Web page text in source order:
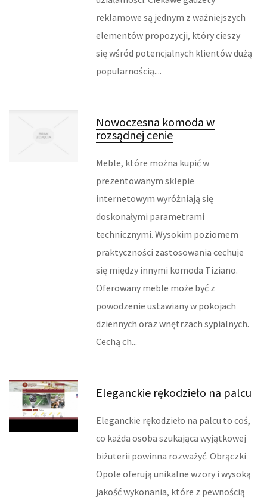
WYPOSAŻENIE ŁAZIENKI
ODZIEŻ
SPORT
ART. DLA ZWIERZĄT
OGRÓD, ROŚLINY
CHEMIA
ART. SPOŻYWCZE
MATERIAŁY EKSPLOATACYJNE
INNE SKLEPY
URZĄDZENIA SPECJALISTYCZNE
MASZYNY
NARZĘDZIA
TRANSPORT
CZĘŚCI SAMOCHODOWE
WYNAJEM
reklamowe są jednym z ważniejszych
elementów propozycji, który cieszy
się wśród potencjalnych klientów dużą
popularnością....
Nowoczesna komoda w
rozsądnej cenie
Meble, które można kupić w
prezentowanym sklepie
internetowym wyróżniają się
doskonałymi parametrami
technicznymi. Wysokim poziomem
praktyczności zastosowania cechuje
się między innymi komoda Tiziano.
Oferowany meble może być z
powodzenie ustawiany w pokojach
dziennych oraz wnętrzach sypialnych.
Cechą ch...
Eleganckie rękodzieło na palcu
Eleganckie rękodzieło na palcu to coś,
co każda osoba szukająca wyjątkowej
biżuterii powinna rozważyć. Obrączki
Opole oferują unikalne wzory i wysoką
jakość wykonania, które z pewnością